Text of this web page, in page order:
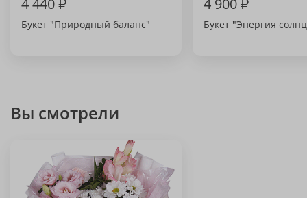
4 440₽
Букет "Природный баланс"
4 900₽
Букет "Энергия
Вы смотрели